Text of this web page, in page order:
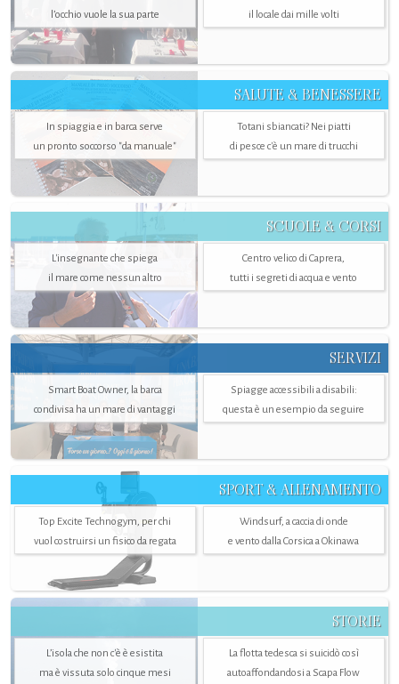
l’occhio vuole la sua parte
il locale dai mille volti
SALUTE & BENESSERE
In spiaggia e in barca serve
un pronto soccorso "da manuale"
Totani sbiancati? Nei piatti
di pesce c'è un mare di trucchi
SCUOLE & CORSI
L'insegnante che spiega
il mare come nessun altro
Centro velico di Caprera,
tutti i segreti di acqua e vento
SERVIZI
Smart Boat Owner, la barca
condivisa ha un mare di vantaggi
Spiagge accessibili a disabili:
questa è un esempio da seguire
SPORT & ALLENAMENTO
Top Excite Technogym, per chi
vuol costruirsi un fisico da regata
Windsurf, a caccia di onde
e vento dalla Corsica a Okinawa
STORIE
L’isola che non c'è è esistita
ma è vissuta solo cinque mesi
La flotta tedesca si suicidò così
autoaffondandosi a Scapa Flow